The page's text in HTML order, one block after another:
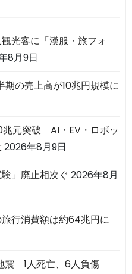
光客に「漢服・旅フォ
8月9日
の売上高が10兆円規模に
兆元突破 AI・EV・ロボッ
2026年8月9日
」廃止相次ぐ 2026年8月
行消費額は約64兆円に
震 1人死亡、6人負傷